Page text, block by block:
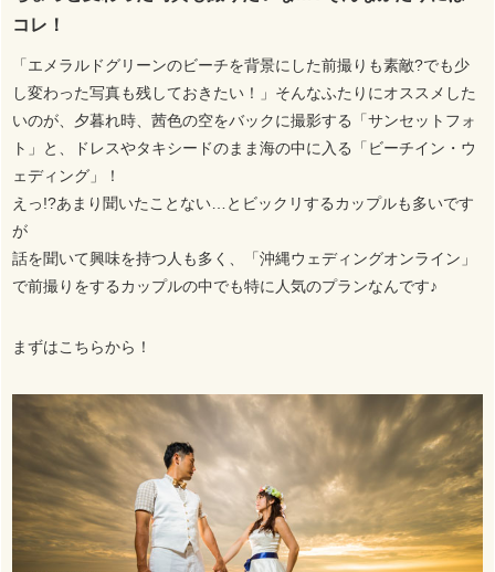
コレ！
「エメラルドグリーンのビーチを背景にした前撮りも素敵?でも少
し変わった写真も残しておきたい！」そんなふたりにオススメした
いのが、夕暮れ時、茜色の空をバックに撮影する「サンセットフォ
ト」と、ドレスやタキシードのまま海の中に入る「ビーチイン・ウ
ェディング」！
えっ!?あまり聞いたことない…とビックリするカップルも多いです
が
話を聞いて興味を持つ人も多く、「沖縄ウェディングオンライン」
で前撮りをするカップルの中でも特に人気のプランなんです♪
まずはこちらから！